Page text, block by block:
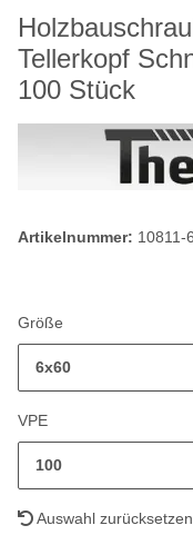
Tellerkopf
100 Stück
Artikelnummer: 10811-
Größe
6x60
VPE
100
Auswahl zurücksetzen